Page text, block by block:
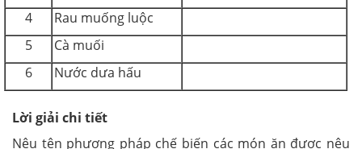
4
Rau muống luộc
5
Cà muối
6
Nước dưa hấu
Lời giải chi tiết
Nêu tên phương pháp chế biến các món ăn được nêu